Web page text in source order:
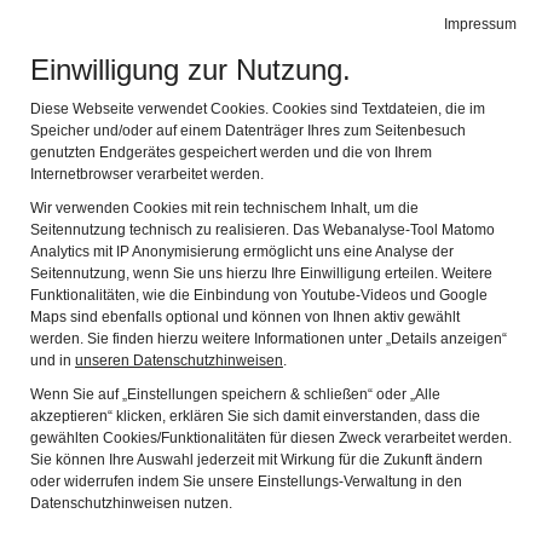
Impressum
Einwilligung zur Nutzung.
Diese Webseite verwendet Cookies. Cookies sind Textdateien, die im
Speicher und/oder auf einem Datenträger Ihres zum Seitenbesuch
genutzten Endgerätes gespeichert werden und die von Ihrem
Internetbrowser verarbeitet werden.
Wir verwenden Cookies mit rein technischem Inhalt, um die
Seitennutzung technisch zu realisieren. Das Webanalyse-Tool Matomo
Analytics mit IP Anonymisierung ermöglicht uns eine Analyse der
Seitennutzung, wenn Sie uns hierzu Ihre Einwilligung erteilen. Weitere
Funktionalitäten, wie die Einbindung von Youtube-Videos und Google
Maps sind ebenfalls optional und können von Ihnen aktiv gewählt
werden. Sie finden hierzu weitere Informationen unter „Details anzeigen“
und in unseren Datenschutzhinweisen.
Wenn Sie auf „Einstellungen speichern & schließen“ oder „Alle
akzeptieren“ klicken, erklären Sie sich damit einverstanden, dass die
gewählten Cookies/Funktionalitäten für diesen Zweck verarbeitet werden.
Sie können Ihre Auswahl jederzeit mit Wirkung für die Zukunft ändern
oder widerrufen indem Sie unsere Einstellungs-Verwaltung in den
Datenschutzhinweisen nutzen.
FÖRDERVEREIN
Verein zur Förderung des Töpfermuseums Thurnau e.V.
Der Verein zur Förderung des Töpfermuseums Thurnau
wurde im November 1980, zwei Jahre vor der Einweihung
des Museums, durch Luise Stüdemann gegründet. Er hat
zur Zeit etwa 180 Mitglieder. Die Aufgabengebiete des
Vereins umfassen die Förderung des Museums, den
Ankauf von Exponaten, den Erhalt des Museums, die
Mitfinanzierung von Sonderausstellungen und die
Werbung für das Museum.